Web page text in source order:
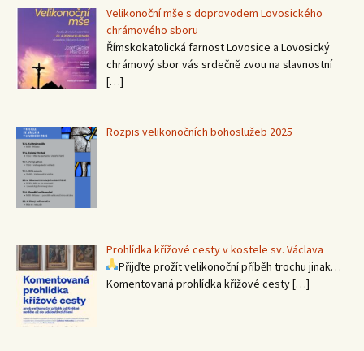
Velikonoční mše s doprovodem Lovosického
chrámového sboru
Římskokatolická farnost Lovosice a Lovosický
chrámový sbor vás srdečně zvou na slavnostní
[…]
Rozpis velikonočních bohoslužeb 2025
Prohlídka křížové cesty v kostele sv. Václava
Přijďte prožít velikonoční příběh trochu jinak…
Komentovaná prohlídka křížové cesty[…]